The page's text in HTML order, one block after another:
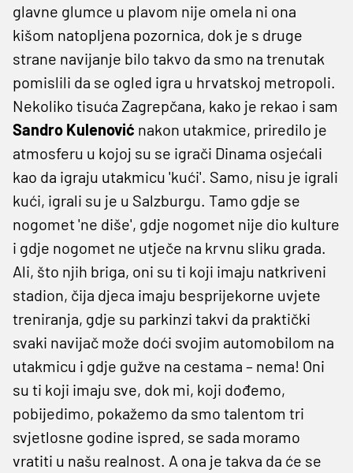
glavne glumce u plavom nije omela ni ona
kišom natopljena pozornica, dok je s druge
strane navijanje bilo takvo da smo na trenutak
pomislili da se ogled igra u hrvatskoj metropoli.
Nekoliko tisuća Zagrepčana, kako je rekao i sam
Sandro Kulenović nakon utakmice, priredilo je
atmosferu u kojoj su se igrači Dinama osjećali
kao da igraju utakmicu 'kući'. Samo, nisu je igrali
kući, igrali su je u Salzburgu. Tamo gdje se
nogomet 'ne diše', gdje nogomet nije dio kulture
i gdje nogomet ne utječe na krvnu sliku grada.
Ali, što njih briga, oni su ti koji imaju natkriveni
stadion, čija djeca imaju besprijekorne uvjete
treniranja, gdje su parkinzi takvi da praktički
svaki navijač može doći svojim automobilom na
utakmicu i gdje gužve na cestama – nema! Oni
su ti koji imaju sve, dok mi, koji dođemo,
pobijedimo, pokažemo da smo talentom tri
svjetlosne godine ispred, se sada moramo
vratiti u našu realnost. A ona je takva da će se